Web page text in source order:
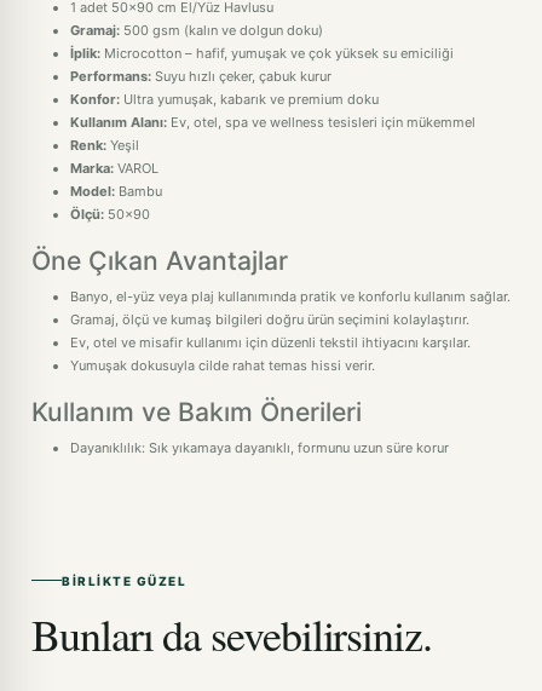
1 adet 50x90 cm El/Yüz Havlusu
Gramaj: 500 gsm (kalın ve dolgun doku)
İplik: Microcotton – hafif, yumuşak ve çok yüksek su emiciliği
Performans: Suyu hızlı çeker, çabuk kurur
Konfor: Ultra yumuşak, kabarık ve premium doku
Kullanım Alanı: Ev, otel, spa ve wellness tesisleri için mükemmel
Renk: Yeşil
Marka: VAROL
Model: Bambu
Ölçü: 50x90
Öne Çıkan Avantajlar
Banyo, el-yüz veya plaj kullanımında pratik ve konforlu kullanım sağlar.
Gramaj, ölçü ve kumaş bilgileri doğru ürün seçimini kolaylaştırır.
Ev, otel ve misafir kullanımı için düzenli tekstil ihtiyacını karşılar.
Yumuşak dokusuyla cilde rahat temas hissi verir.
Kullanım ve Bakım Önerileri
Dayanıklılık: Sık yıkamaya dayanıklı, formunu uzun süre korur
BIRLIKTE GÜZEL
Bunları da sevebilirsiniz.